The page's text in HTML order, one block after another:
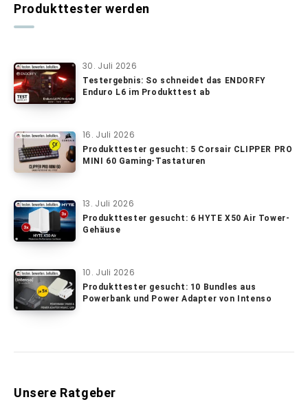
Produkttester werden
30. Juli 2026
Testergebnis: So schneidet das ENDORFY
Enduro L6 im Produkttest ab
16. Juli 2026
Produkttester gesucht: 5 Corsair CLIPPER PRO
MINI 60 Gaming-Tastaturen
13. Juli 2026
Produkttester gesucht: 6 HYTE X50 Air Tower-
Gehäuse
10. Juli 2026
Produkttester gesucht: 10 Bundles aus
Powerbank und Power Adapter von Intenso
Unsere Ratgeber